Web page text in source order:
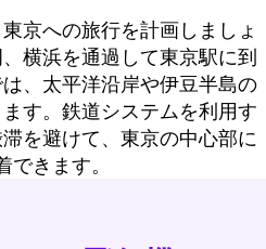
京への旅行を計画しましょ
横浜を通過して東京駅に到
、太平洋沿岸や伊豆半島の
す。鉄道システムを利用す
を避けて、東京の中心部に
できます。